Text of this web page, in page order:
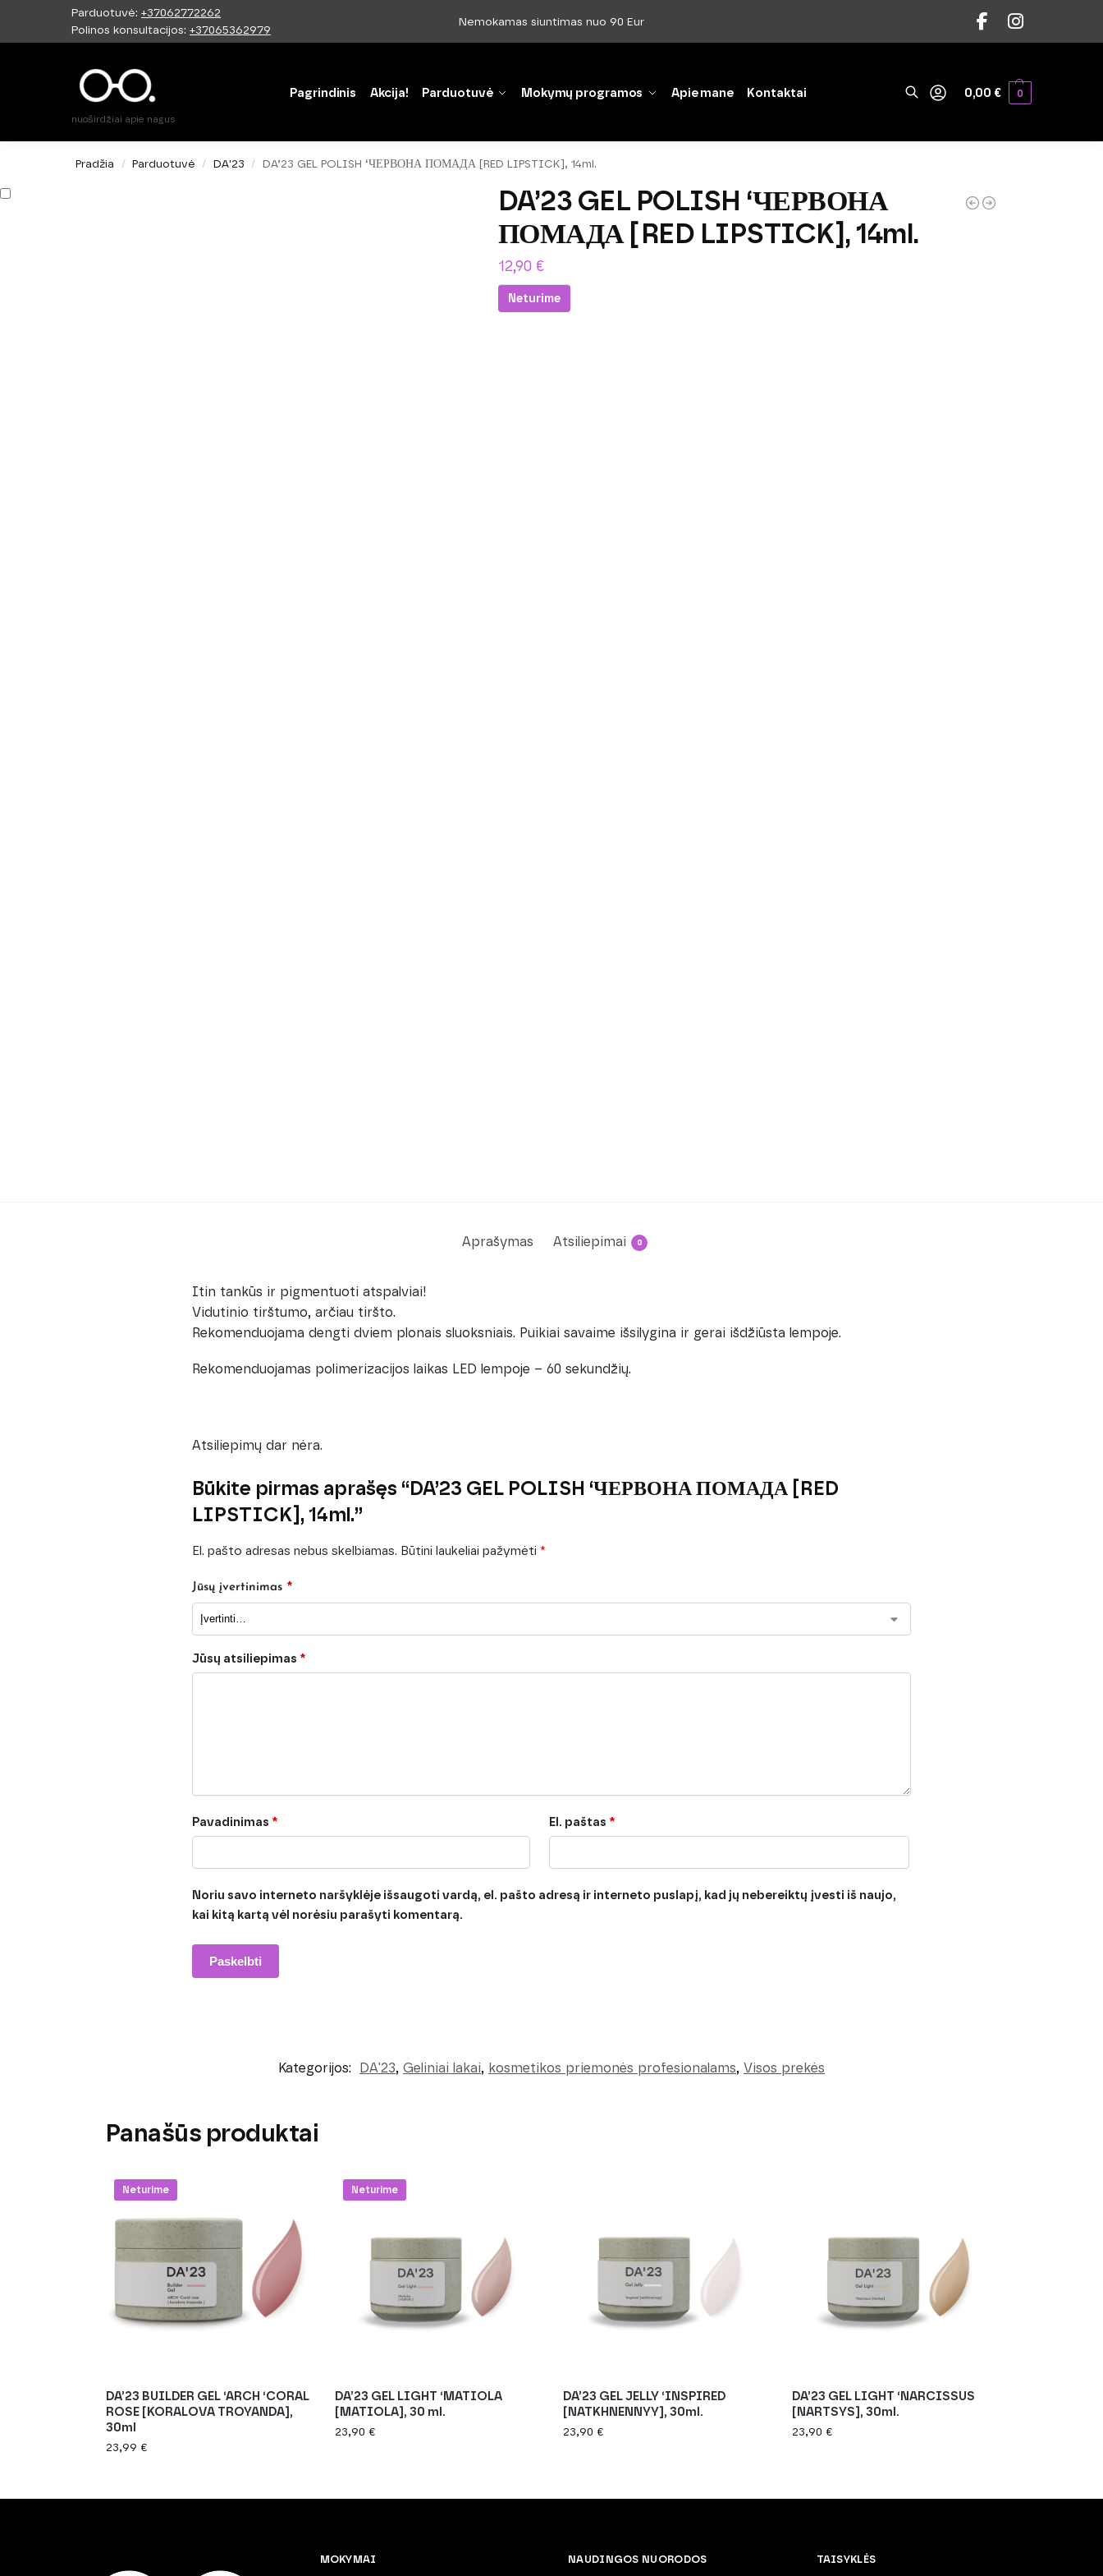
Parduotuvė: +37062772262
Polinos konsultacijos: +37065362979
Nemokamas siuntimas nuo 90 Eur
nuoširdžiai apie nagus
Pagrindinis Akcija! Parduotuvė Mokymų programos Apie mane Kontaktai
Paieška
0,00 € 0
Pradžia / Parduotuvė / DA'23 / DA’23 GEL POLISH ‘ЧЕРВОНА ПОМАДА [RED LIPSTICK], 14ml.
DA’23 GEL POLISH ‘ЧЕРВОНА
ПОМАДА [RED LIPSTICK], 14ml.
12,90 €
Neturime
Aprašymas Atsiliepimai 0
Itin tankūs ir pigmentuoti atspalviai!
Vidutinio tirštumo, arčiau tiršto.
Rekomenduojama dengti dviem plonais sluoksniais. Puikiai savaime išsilygina ir gerai išdžiūsta lempoje.
Rekomenduojamas polimerizacijos laikas LED lempoje – 60 sekundžių.
Atsiliepimų dar nėra.
Būkite pirmas aprašęs “DA’23 GEL POLISH ‘ЧЕРВОНА ПОМАДА [RED
LIPSTICK], 14ml.”
El. pašto adresas nebus skelbiamas. Būtini laukeliai pažymėti *
Jūsų įvertinimas *
Jūsų atsiliepimas *
Pavadinimas * El. paštas *
Noriu savo interneto naršyklėje išsaugoti vardą, el. pašto adresą ir interneto puslapį, kad jų nebereiktų įvesti iš naujo,
kai kitą kartą vėl norėsiu parašyti komentarą.
Kategorijos: DA'23, Geliniai lakai, kosmetikos priemonės profesionalams, Visos prekės
Panašūs produktai
Neturime
DA’23 BUILDER GEL ‘ARCH ‘CORAL
ROSE [KORALOVA TROYANDA],
30ml
23,99 €
Neturime
DA’23 GEL LIGHT ‘MATIOLA
[MATIOLA], 30 ml.
23,90 €
DA’23 GEL JELLY ‘INSPIRED
[NATKHNENNYY], 30ml.
23,90 €
DA’23 GEL LIGHT ‘NARCISSUS
[NARTSYS], 30ml.
23,90 €
MOKYMAI NAUDINGOS NUORODOS TAISYKLĖS